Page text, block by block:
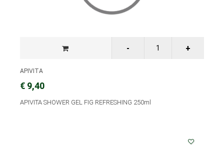
APIVITA
€ 9,40
APIVITA SHOWER GEL FIG REFRESHING 250ml